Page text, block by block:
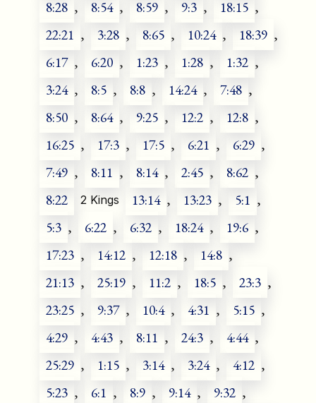
8:28 , 8:54 , 8:59 , 9:3 , 18:15 ,
22:21 , 3:28 , 8:65 , 10:24 , 18:39 ,
6:17 , 6:20 , 1:23 , 1:28 , 1:32 ,
3:24 , 8:5 , 8:8 , 14:24 , 7:48 ,
8:50 , 8:64 , 9:25 , 12:2 , 12:8 ,
16:25 , 17:3 , 17:5 , 6:21 , 6:29 ,
7:49 , 8:11 , 8:14 , 2:45 , 8:62 ,
8:22
2 Kings 13:14 , 13:23 , 5:1 ,
5:3 , 6:22 , 6:32 , 18:24 , 19:6 ,
17:23 , 14:12 , 12:18 , 14:8 ,
21:13 , 25:19 , 11:2 , 18:5 , 23:3 ,
23:25 , 9:37 , 10:4 , 4:31 , 5:15 ,
4:29 , 4:43 , 8:11 , 24:3 , 4:44 ,
25:29 , 1:15 , 3:14 , 3:24 , 4:12 ,
5:23 , 6:1 , 8:9 , 9:14 , 9:32 ,